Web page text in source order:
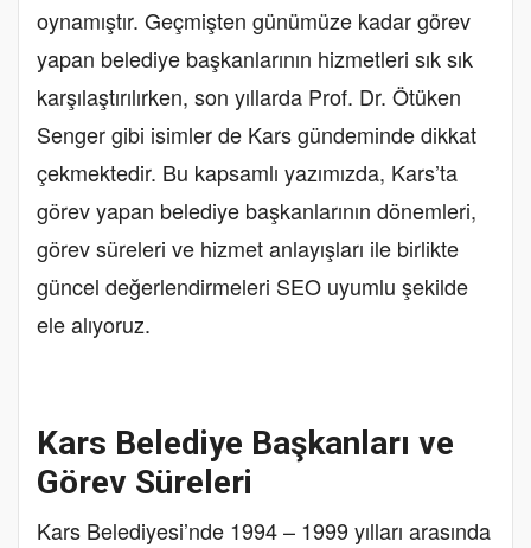
oynamıştır. Geçmişten günümüze kadar görev
yapan belediye başkanlarının hizmetleri sık sık
karşılaştırılırken, son yıllarda Prof. Dr. Ötüken
Senger gibi isimler de Kars gündeminde dikkat
çekmektedir. Bu kapsamlı yazımızda, Kars’ta
görev yapan belediye başkanlarının dönemleri,
görev süreleri ve hizmet anlayışları ile birlikte
güncel değerlendirmeleri SEO uyumlu şekilde
ele alıyoruz.
Kars Belediye Başkanları ve
Görev Süreleri
Kars Belediyesi’nde 1994 – 1999 yılları arasında